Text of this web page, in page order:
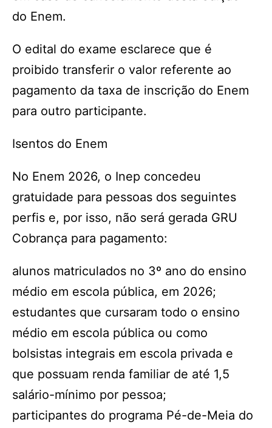
do Enem.
O edital do exame esclarece que é
proibido transferir o valor referente ao
pagamento da taxa de inscrição do Enem
para outro participante.
Isentos do Enem
No Enem 2026, o Inep concedeu
gratuidade para pessoas dos seguintes
perfis e, por isso, não será gerada GRU
Cobrança para pagamento:
alunos matriculados no 3º ano do ensino
médio em escola pública, em 2026;
estudantes que cursaram todo o ensino
médio em escola pública ou como
bolsistas integrais em escola privada e
que possuam renda familiar de até 1,5
salário-mínimo por pessoa;
participantes do programa Pé-de-Meia do